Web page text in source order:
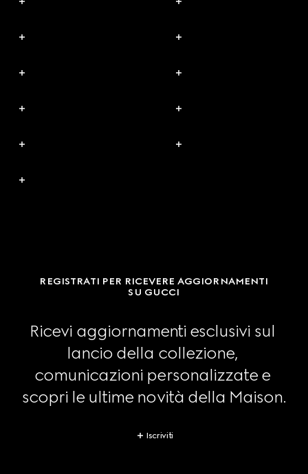
REGISTRATI PER RICEVERE AGGIORNAMENTI
SU GUCCI
Ricevi aggiornamenti esclusivi sul
lancio della collezione,
comunicazioni personalizzate e
scopri le ultime novità della Maison.
Iscriviti